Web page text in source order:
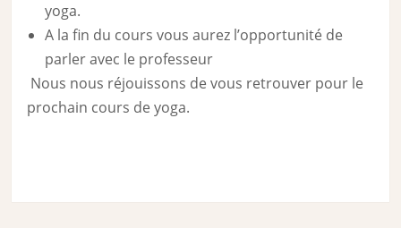
yoga.
A la fin du cours vous aurez l’opportunité de
parler avec le professeur
Nous nous réjouissons de vous retrouver pour le
prochain cours de yoga.